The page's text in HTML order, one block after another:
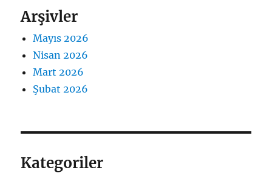
Arşivler
Mayıs 2026
Nisan 2026
Mart 2026
Şubat 2026
Kategoriler